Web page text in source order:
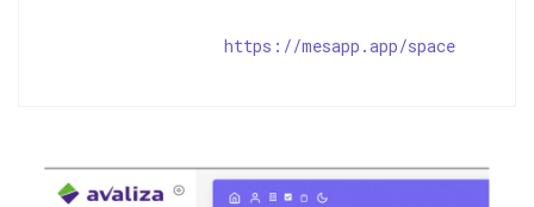
https://mesapp.app/space